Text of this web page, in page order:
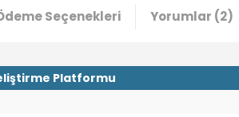
Seçenekleri Yorumlar (2)
Platformu